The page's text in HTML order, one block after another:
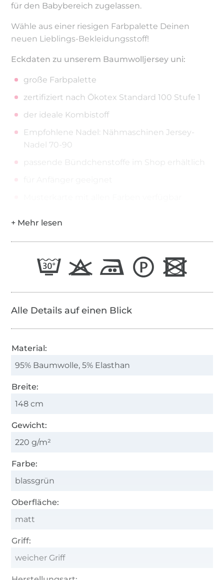
für den Babybereich zugelassen.
Wähle aus einer riesigen Farbpalette Deinen
neuen Lieblings-Bekleidungsstoff!
Eckdaten zu unserem Baumwolljersey uni:
große Farbpalette
zertifiziert nach Ökotex Standard 100 Stufe 1
der ideale Kombistoff
Empfohlene Nadel: Nähmaschinen Jersey-
Nadel 70-90
passende Bündchenstoffe im Shop erhältlich
Alle Details auf einen Blick
Material:
95% Baumwolle, 5% Elasthan
Breite:
148 cm
Gewicht:
220 g/m²
Farbe:
blassgrün
Oberfläche:
matt
Griff:
weicher Griff